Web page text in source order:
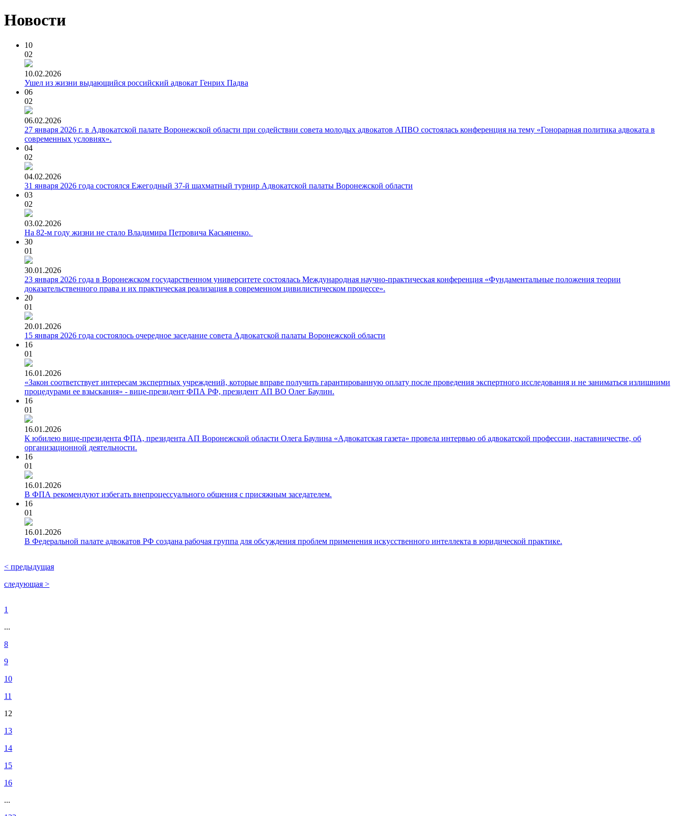
Новости
10
02
10.02.2026
Ушел из жизни выдающийся российский адвокат Генрих Падва
06
02
06.02.2026
27 января 2026 г. в Адвокатской палате Воронежской области при содействии cовета молодых адвокатов АПВО состоялась конференция на тему «Гонорарная политика адвоката в
современных условиях».
04
02
04.02.2026
31 января 2026 года состоялся Ежегодный 37-й шахматный турнир Адвокатской палаты Воронежской области
03
02
03.02.2026
На 82-м году жизни не стало Владимира Петровича Касьяненко.
30
01
30.01.2026
23 января 2026 года в Воронежском государственном университете состоялась Международная научно-практическая конференция «Фундаментальные положения теории
доказательственного права и их практическая реализация в современном цивилистическом процессе».
20
01
20.01.2026
15 января 2026 года состоялось очередное заседание совета Адвокатской палаты Воронежской области
16
01
16.01.2026
«Закон соответствует интересам экспертных учреждений, которые вправе получить гарантированную оплату после проведения экспертного исследования и не заниматься излишними
процедурами ее взыскания» - вице-президент ФПА РФ, президент АП ВО Олег Баулин.
16
01
16.01.2026
К юбилею вице-президента ФПА, президента АП Воронежской области Олега Баулина «Адвокатская газета» провела интервью об адвокатской профессии, наставничестве, об
организационной деятельности.
16
01
16.01.2026
В ФПА рекомендуют избегать внепроцессуального общения с присяжным заседателем.
16
01
16.01.2026
В Федеральной палате адвокатов РФ создана рабочая группа для обсуждения проблем применения искусственного интеллекта в юридической практике.
< предыдущая
следующая >
1
...
8
9
10
11
12
13
14
15
16
...